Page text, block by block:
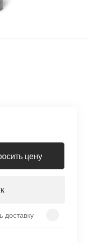
цену
доставку